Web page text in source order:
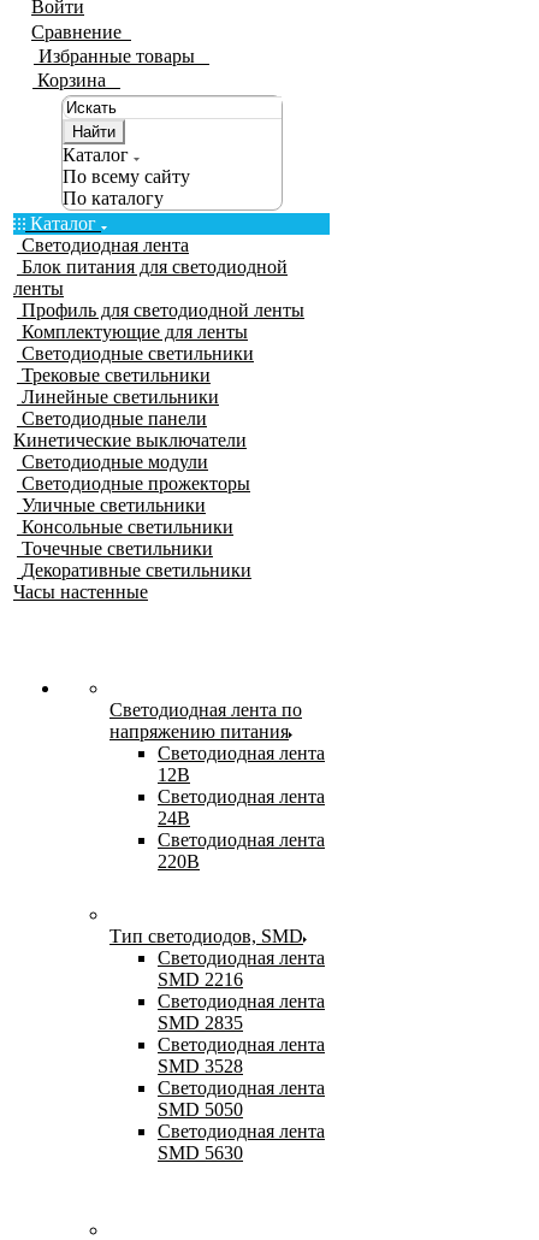
Войти
Сравнение
Избранные товары
Корзина
Найти
Каталог
По всему сайту
По каталогу
Каталог
Светодиодная лента
Блок питания для светодиодной
ленты
Профиль для светодиодной ленты
Комплектующие для ленты
Светодиодные светильники
Трековые светильники
Линейные светильники
Светодиодные панели
Кинетические выключатели
Светодиодные модули
Светодиодные прожекторы
Уличные светильники
Консольные светильники
Точечные светильники
Декоративные светильники
Часы настенные
Светодиодная лента по
напряжению питания
Светодиодная лента
12В
Светодиодная лента
24В
Светодиодная лента
220В
Тип светодиодов, SMD
Cветодиодная лента
SMD 2216
Светодиодная лента
SMD 2835
Светодиодная лента
SMD 3528
Светодиодная лента
SMD 5050
Светодиодная лента
SMD 5630